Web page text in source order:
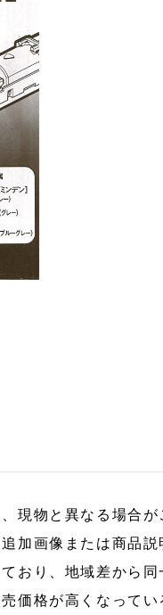
現物と異なる場合が
加画像または商品説
おり、地域差から
価格が高くなって